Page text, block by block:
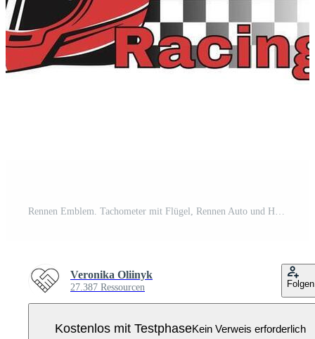
Rennen Emblem. Tachometer mit Flügel, Rennen Auto und Helm, schnell Reifen und Trophäe Tasse Aufkleber mit kariert Flagge. Auto Sport Abziehbilder isoliert Illustration einstellen Pro Vektor
Veronika Oliinyk
27.387 Ressourcen Folgen
Kostenlos mit TestphaseKein Verweis erforderlich